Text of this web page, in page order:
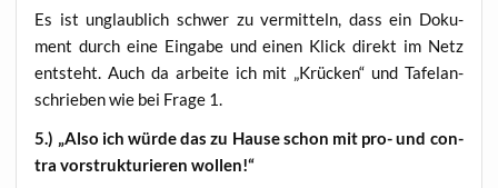
Es ist unglaub­lich schwer zu ver­mit­teln, dass ein Doku­
ment durch eine Ein­ga­be und einen Klick direkt im Netz
ent­steht. Auch da arbei­te ich mit „Krü­cken“ und Tafel­an­
schrie­ben wie bei Fra­ge 1.
5.) „Also ich wür­de das zu Hau­se schon mit pro- und con­
tra vor­struk­tu­rie­ren wollen!“